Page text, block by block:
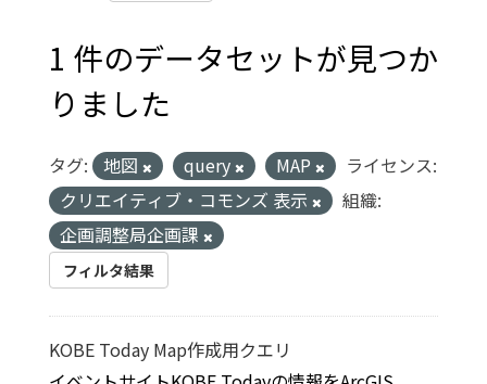
1 件のデータセットが見つか
りました
タグ: 地図 query MAP
ライセンス:
クリエイティブ・コモンズ 表示
組織:
企画調整局企画課
フィルタ結果
KOBE Today Map作成用クエリ